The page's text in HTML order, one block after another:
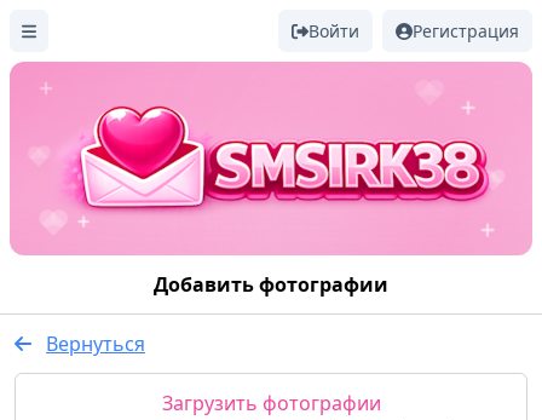
Войти Регистрация
Добавить фотографии
Вернуться
Загрузить фотографии